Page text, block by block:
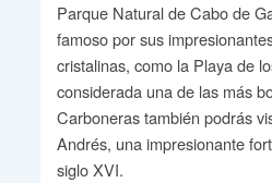
Parque Natural de Cabo de
famoso por sus
cristalinas, como la Playa de
considerada una de las más
Carboneras también podrás
Andrés, una impresionante
siglo XVI.